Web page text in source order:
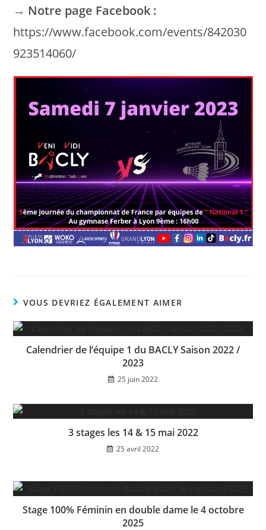
→ Notre page Facebook :
https://www.facebook.com/events/842030
923514060/
VOUS DEVRIEZ ÉGALEMENT AIMER
Calendrier de l’équipe 1 du BACLY Saison 2022 /
2023
25 juin 2022
3 stages les 14 & 15 mai 2022
25 avril 2022
Stage 100% Féminin en double dame le 4 octobre
2025